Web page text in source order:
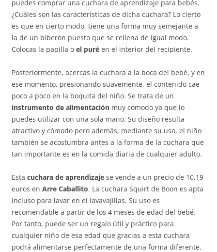
puedes comprar una cuchara de aprendizaje para bebés.
¿Cuáles son las características de dicha cuchara? Lo cierto
es que en cierto modo, tiene una forma muy semejante a
la de un biberón puesto que se rellena de igual modo.
Colocas la papilla o el puré en el interior del recipiente.
Posteriormente, acercas la cuchara a la boca del bebé, y en
ese momento, presionando suavemente, el contenido cae
poco a poco en la boquita del niño. Se trata de un
instrumento de alimentación muy cómodo ya que lo
puedes utilizar con una sola mano. Su diseño resulta
atractivo y cómodo pero además, mediante su uso, el niño
también se acostumbra antes a la forma de la cuchara que
tan importante es en la comida diaria de cualquier adulto.
Esta cuchara de aprendizaje se vende a un precio de 10,19
euros en Arre Caballito. La cuchara Squirt de Boon es apta
incluso para lavar en el lavavajillas. Su uso es
recomendable a partir de los 4 meses de edad del bebé.
Por tanto, puede ser un regalo útil y práctico para
cualquier niño de esa edad que gracias a esta cuchara
podrá alimentarse perfectamente de una forma diferente.